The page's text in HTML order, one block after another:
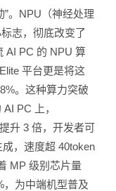
。NPU（神经处理
志，彻底改变了
AI PC 的 NPU 算
平台更是将这
。这种算力突破
PC 上，
升 3 倍，开发者可
，速度超 40token
MP 级别芯片量
，为中端机型普及